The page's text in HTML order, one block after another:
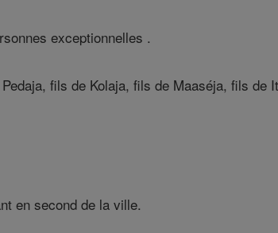
exceptionnelles .
fils de Kolaja, fils de Maaséja, fils de
en second de la ville.